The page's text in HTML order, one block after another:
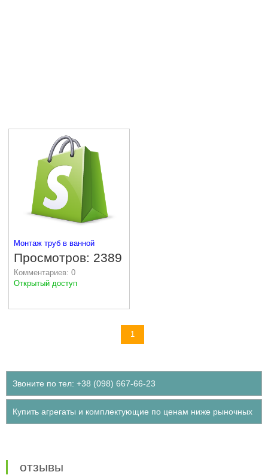
Монтаж труб в ванной
Просмотров: 2389
Комментариев: 0
Открытый доступ
1
Звоните по тел: +38 (098) 667-66-23
Купить агрегаты и комплектующие по ценам ниже рыночных
отзывы